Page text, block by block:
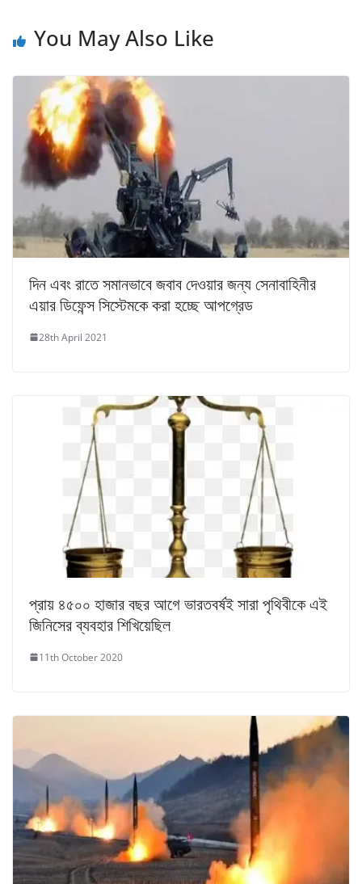
You May Also Like
দিন এবং রাতে সমানভাবে জবাব দেওয়ার জন্য সেনাবাহিনীর
এয়ার ডিফেন্স সিস্টেমকে করা হচ্ছে আপগ্রেড
28th April 2021
প্রায় ৪৫০০ হাজার বছর আগে ভারতবর্ষই সারা পৃথিবীকে এই
জিনিসের ব্যবহার শিখিয়েছিল
11th October 2020